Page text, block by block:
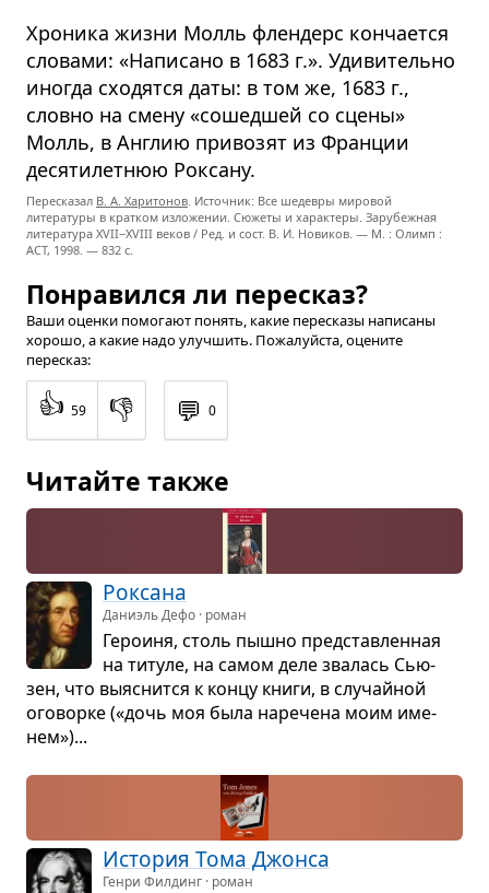
Хроника жизни Молль флендерс кончается
словами: «Написано в 1683 г.». Удивительно
иногда сходятся даты: в том же, 1683 г.,
словно на смену «сошедшей со сцены»
Молль, в Англию привозят из Франции
десятилетнюю Роксану.
Пересказал В. А. Харитонов . Источник: Все шедевры мировой
литературы в кратком изложении. Сюжеты и характеры. Зарубежная
литература XVII−XVIII веков / Ред. и сост. В. И. Новиков. — М. : Олимп :
ACT, 1998. — 832 с.
Понравился ли пересказ?
Ваши оценки помогают понять, какие пересказы написаны
хорошо, а какие надо улучшить. Пожалуйста, оцените
пересказ:
👍 59 👎 💬 0
Читайте также
Рок­сана
Даниэль Дефо · роман
Геро­иня, столь пышно пред­став­лен­ная
на титуле, на самом деле зва­лась Сью­
зен, что выяс­нится к концу книги, в слу­чай­ной
ого­ворке («дочь моя была наре­чена моим име­
нем»)...
Исто­рия Тома Джонса
Генри Филдинг · роман